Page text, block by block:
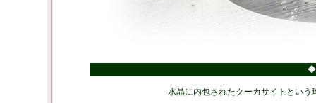
◆
水晶に内包されたクーカサイトとい